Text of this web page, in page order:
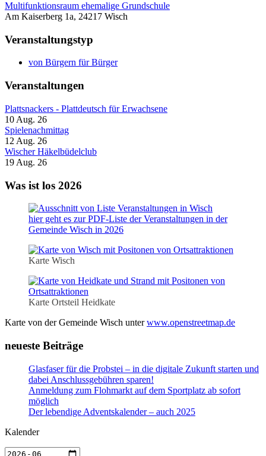
Multifunktionsraum ehemalige Grundschule
Am Kaiserberg 1a, 24217 Wisch
Veranstaltungstyp
von Bürgern für Bürger
Veranstaltungen
Plattsnackers - Plattdeutsch für Erwachsene
10 Aug. 26
Spielenachmittag
12 Aug. 26
Wischer Häkelbüdelclub
19 Aug. 26
Was ist los 2026
hier geht es zur PDF-Liste der Veranstaltungen in der
Gemeinde Wisch in 2026
Karte Wisch
Karte Ortsteil Heidkate
Karte von der Gemeinde Wisch unterwww.openstreetmap.de
neueste Beiträge
Glasfaser für die Probstei – in die digitale Zukunft starten und
dabei Anschlussgebühren sparen!
Anmeldung zum Flohmarkt auf dem Sportplatz ab sofort
möglich
Der lebendige Adventskalender – auch 2025
Kalender